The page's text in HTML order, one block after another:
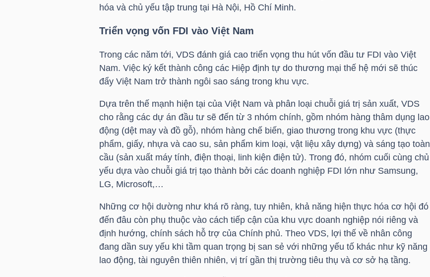
hóa và chủ yếu tập trung tại Hà Nội, Hồ Chí Minh.
Triển vọng vốn FDI vào Việt Nam
Trong các năm tới, VDS đánh giá cao triển vọng thu hút vốn đầu tư FDI vào Việt
Nam. Việc ký kết thành công các Hiệp định tự do thương mại thế hệ mới sẽ thúc
đẩy Việt Nam trở thành ngôi sao sáng trong khu vực.
Dựa trên thế mạnh hiện tại của Việt Nam và phân loại chuỗi giá trị sản xuất, VDS
cho rằng các dự án đầu tư sẽ đến từ 3 nhóm chính, gồm nhóm hàng thâm dụng lao
động (dệt may và đồ gỗ), nhóm hàng chế biến, giao thương trong khu vực (thực
phẩm, giấy, nhựa và cao su, sản phẩm kim loại, vật liệu xây dựng) và sáng tạo toàn
cầu (sản xuất máy tính, điện thoại, linh kiện điện tử). Trong đó, nhóm cuối cùng chủ
yếu dựa vào chuỗi giá trị tạo thành bởi các doanh nghiệp FDI lớn như Samsung,
LG, Microsoft,…
Những cơ hội dường như khá rõ ràng, tuy nhiên, khả năng hiện thực hóa cơ hội đó
đến đâu còn phụ thuộc vào cách tiếp cận của khu vực doanh nghiệp nói riêng và
định hướng, chính sách hỗ trợ của Chính phủ. Theo VDS, lợi thế về nhân công
đang dần suy yếu khi tầm quan trọng bị san sẻ với những yếu tố khác như kỹ năng
lao động, tài nguyên thiên nhiên, vị trí gần thị trường tiêu thụ và cơ sở hạ tầng.